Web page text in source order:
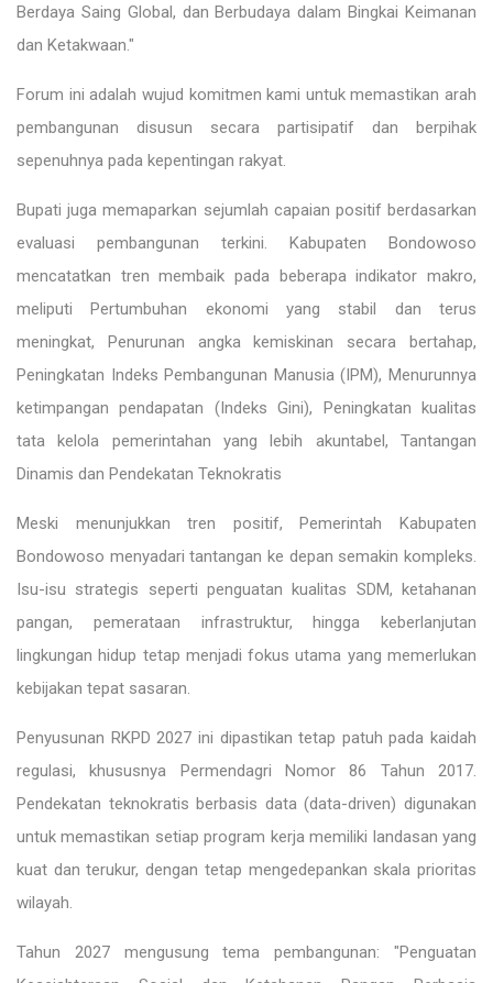
Berdaya Saing Global, dan Berbudaya dalam Bingkai Keimanan
dan Ketakwaan."
Forum ini adalah wujud komitmen kami untuk memastikan arah
pembangunan disusun secara partisipatif dan berpihak
sepenuhnya pada kepentingan rakyat.
Bupati juga memaparkan sejumlah capaian positif berdasarkan
evaluasi pembangunan terkini. Kabupaten Bondowoso
mencatatkan tren membaik pada beberapa indikator makro,
meliputi Pertumbuhan ekonomi yang stabil dan terus
meningkat, Penurunan angka kemiskinan secara bertahap,
Peningkatan Indeks Pembangunan Manusia (IPM), Menurunnya
ketimpangan pendapatan (Indeks Gini), Peningkatan kualitas
tata kelola pemerintahan yang lebih akuntabel, Tantangan
Dinamis dan Pendekatan Teknokratis
Meski menunjukkan tren positif, Pemerintah Kabupaten
Bondowoso menyadari tantangan ke depan semakin kompleks.
Isu-isu strategis seperti penguatan kualitas SDM, ketahanan
pangan, pemerataan infrastruktur, hingga keberlanjutan
lingkungan hidup tetap menjadi fokus utama yang memerlukan
kebijakan tepat sasaran.
Penyusunan RKPD 2027 ini dipastikan tetap patuh pada kaidah
regulasi, khususnya Permendagri Nomor 86 Tahun 2017.
Pendekatan teknokratis berbasis data (data-driven) digunakan
untuk memastikan setiap program kerja memiliki landasan yang
kuat dan terukur, dengan tetap mengedepankan skala prioritas
wilayah.
Tahun 2027 mengusung tema pembangunan: "Penguatan